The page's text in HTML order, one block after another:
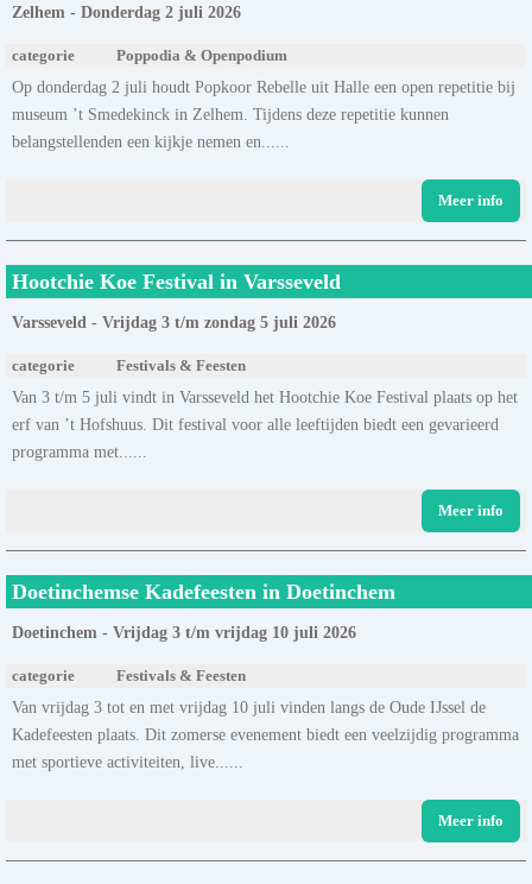
Zelhem - Donderdag 2 juli 2026
categorie Poppodia & Openpodium
Op donderdag 2 juli houdt Popkoor Rebelle uit Halle een open repetitie bij
museum ’t Smedekinck in Zelhem. Tijdens deze repetitie kunnen
belangstellenden een kijkje nemen en......
Meer info
Hootchie Koe Festival in Varsseveld
Varsseveld - Vrijdag 3 t/m zondag 5 juli 2026
categorie Festivals & Feesten
Van 3 t/m 5 juli vindt in Varsseveld het Hootchie Koe Festival plaats op het
erf van ’t Hofshuus. Dit festival voor alle leeftijden biedt een gevarieerd
programma met......
Meer info
Doetinchemse Kadefeesten in Doetinchem
Doetinchem - Vrijdag 3 t/m vrijdag 10 juli 2026
categorie Festivals & Feesten
Van vrijdag 3 tot en met vrijdag 10 juli vinden langs de Oude IJssel de
Kadefeesten plaats. Dit zomerse evenement biedt een veelzijdig programma
met sportieve activiteiten, live......
Meer info